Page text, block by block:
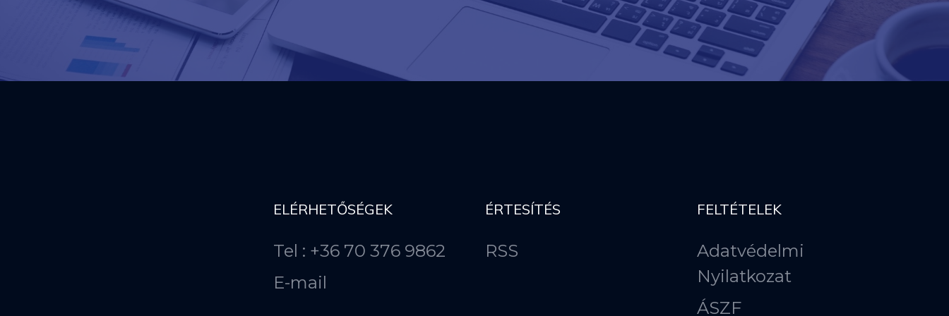
ELÉRHETŐSÉGEK
Tel : +36 70 376 9862
E-mail
ÉRTESÍTÉS
RSS
FELTÉTELEK
Adatvédelmi
Nyilatkozat
ÁSZF